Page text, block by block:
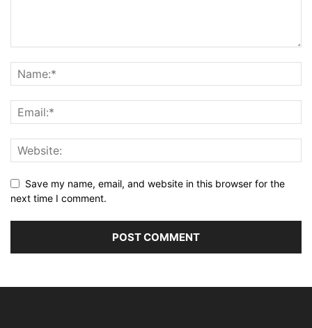
Save my name, email, and website in this browser for the
next time I comment.